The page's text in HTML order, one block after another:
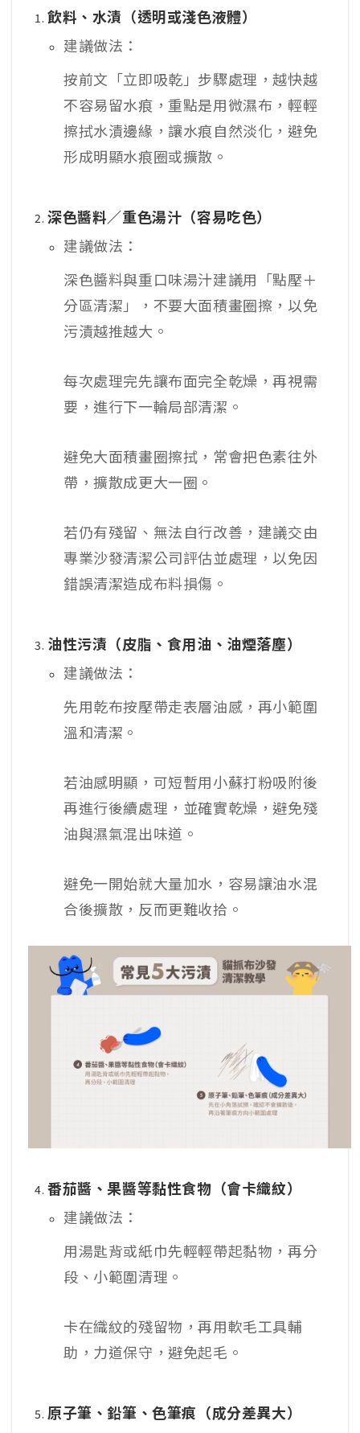
飲料、水漬（透明或淺色液體）
建議做法：
按前文「立即吸乾」步驟處理，越快越
不容易留水痕，重點是用微濕布，輕輕
擦拭水漬邊緣，讓水痕自然淡化，避免
形成明顯水痕圈或擴散。
深色醬料／重色湯汁（容易吃色）
建議做法：
深色醬料與重口味湯汁建議用「點壓＋
分區清潔」，不要大面積畫圈擦，以免
污漬越推越大。
每次處理完先讓布面完全乾燥，再視需
要，進行下一輪局部清潔。
避免大面積畫圈擦拭，常會把色素往外
帶，擴散成更大一圈。
若仍有殘留、無法自行改善，建議交由
專業沙發清潔公司評估並處理，以免因
錯誤清潔造成布料損傷。
油性污漬（皮脂、食用油、油煙落塵）
建議做法：
先用乾布按壓帶走表層油感，再小範圍
溫和清潔。
若油感明顯，可短暫用小蘇打粉吸附後
再進行後續處理，並確實乾燥，避免殘
油與濕氣混出味道。
避免一開始就大量加水，容易讓油水混
合後擴散，反而更難收拾。
番茄醬、果醬等黏性食物（會卡織紋）
建議做法：
用湯匙背或紙巾先輕輕帶起黏物，再分
段、小範圍清理。
卡在織紋的殘留物，再用軟毛工具輔
助，力道保守，避免起毛。
原子筆、鉛筆、色筆痕（成分差異大）